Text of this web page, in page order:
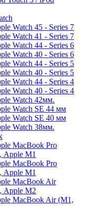
Watch 45 - Series 7
Watch 41 - Series 7
Watch 44 - Series 6
Watch 40 - Series 6
Watch 44 - Series 5
Watch 40 - Series 5
Watch 44 - Series 4
Watch 40 - Series 4
Watch 42мм.
Watch SE 44 мм
Watch SE 40 мм
Watch 38мм.
MacBook Pro
Apple M1
MacBook Pro
Apple M1
MacBook Air
Apple M2
MacBook Air (M1,